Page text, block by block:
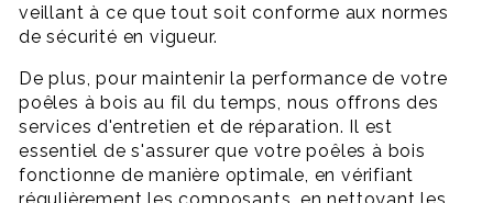
veillant à ce que tout soit conforme aux normes
de sécurité en vigueur.
De plus, pour maintenir la performance de votre
poêles à bois au fil du temps, nous offrons des
services d'entretien et de réparation. Il est
essentiel de s'assurer que votre poêles à bois
fonctionne de manière optimale, en vérifiant